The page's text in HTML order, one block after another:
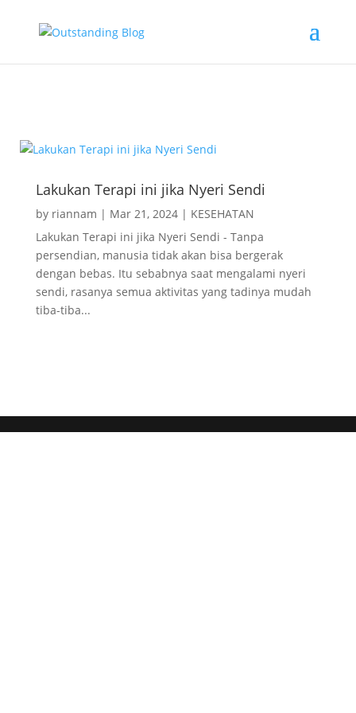
obat nyeri sendi bahu
Lakukan Terapi ini jika Nyeri Sendi
by riannam | Mar 21, 2024| KESEHATAN
Lakukan Terapi ini jika Nyeri Sendi - Tanpa
persendian, manusia tidak akan bisa bergerak
dengan bebas. Itu sebabnya saat mengalami nyeri
sendi, rasanya semua aktivitas yang tadinya mudah
tiba-tiba...